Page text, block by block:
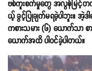
ဗစ်ကူးစက်မှုတွေ အလွန်မြင့်တက်
ယ့် ခွင့်ပြုချက်မရခဲ့ပါဘူး။ အဲ့
ကစားသမား (၆) ယောက်သာ
ယောက်အထိ ပါဝင်ခဲ့ပါတယ်။